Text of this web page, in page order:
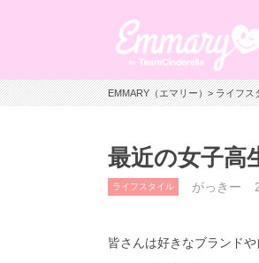
EMMARY（エマリー）>ライフス
最近の女子高
ライフスタイル がっきー
皆さんは好きなブランド